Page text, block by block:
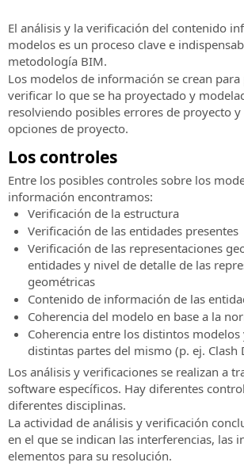
y
a
las
infraestructuras
de
transporte
SierraSoft
Infra
Design
Studio
Software
BIM
el
proyecto
de
ferrocarriles,
carreteras
y
hidráulica
SierraSoft
Rails
Design
Studio
BIM
para
el
proyecto
de
ferrocarriles
Exchange
Extensión
de
software
para
el
intercambio
información
SierraSoft
BIM
Checking
Extensión
para
análisis
y
verificación
de
información
infraestructuras
y
las
construcciones
de
infraestructuras
y
las
construcciones
Subscription
Características
de
la
suscripción
Códigos
activación
Solicitar
códigos
de
activación
para
productos
versiones
de
prueba
técnico
Características
del
servicio
Solicitud
SierraSoft
Contactos
Direcciones,
contactos
y
red
ventas
Noticias
y
Boletín
noticias
Las
últimas
noticias
SierraSoft
Eventos
presenciales
Toda
la
información
sobre
Twitter)
Instagram
newsletter
Manténgase
informado
sobre
las
noticias,
promociones
ofertas
de
los
productos,
servicios
y
actividades
SierraSoft
SierraSoft
B2B
Store
Compre
los
productos
SierraSoft
directamente
on-
line
Condiciones
Generales
del
Contrato
Consulte
Condiciones
Generales
de
Contrato
Métodos
de
pago
aceptados:
IDIOMA
Italiano
English
Portugûes
Deutsch
Français
El análisis y la verificación del contenido
modelos es un proceso clave e
metodología BIM.
Los modelos de información se crean
verificar lo que se ha proyectado y
resolviendo posibles errores de proyecto
opciones de proyecto.
Los controles
Entre los posibles controles sobre los
información encontramos:
Verificación de la estructura
Verificación de las entidades presentes
Verificación de las representaciones
entidades y nivel de detalle de las
geométricas
Contenido de información de las
Coherencia del modelo en base a la
Coherencia entre los distintos modelos
distintas partes del mismo (p. ej. Clash
Los análisis y verificaciones se realizan a
software específicos. Hay diferentes
diferentes disciplinas.
La actividad de análisis y verificación
en el que se indican las interferencias, las
elementos para su resolución.